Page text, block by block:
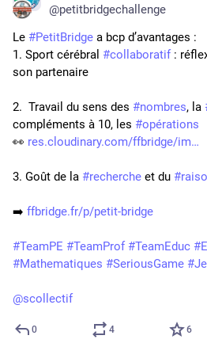
@petitbridgechallenge
Le #PetitBridge a bcp d’avantages :
1. Sport cérébral #collaboratif :
son partenaire
2.  Travail du sens des #nombres, la
compléments à 10, les #opérations
👀 res.cloudinary.com/ffbridge/im
3. Goût de la #recherche et du #
➡️ ffbridge.fr/p/petit-bridge
#TeamPE #TeamProf #TeamEduc #
#Mathematiques #SeriousGame #
@scollectif
0 4 6